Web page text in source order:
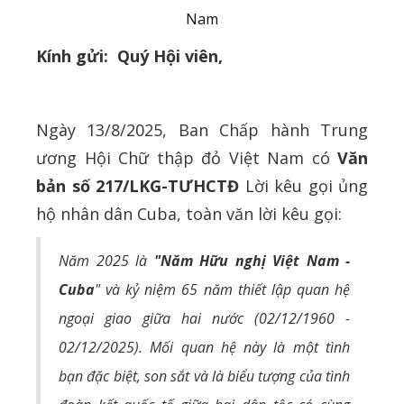
Nam
Kính gửi: Quý Hội viên,
Ngày 13/8/2025, Ban Chấp hành Trung
ương Hội Chữ thập đỏ Việt Nam có Văn
bản số 217/LKG-TƯHCTĐ Lời kêu gọi ủng
hộ nhân dân Cuba, toàn văn lời kêu gọi:
Năm 2025 là "Năm Hữu nghị Việt Nam -
Cuba" và kỷ niệm 65 năm thiết lập quan hệ
ngoại giao giữa hai nước (02/12/1960 -
02/12/2025). Mối quan hệ này là một tình
bạn đặc biệt, son sắt và là biểu tượng của tình